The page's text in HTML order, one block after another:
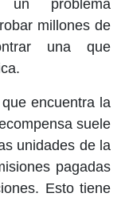
un problema
millones de
una que
encuentra la
suele
unidades de la
pagadas
Esto tiene